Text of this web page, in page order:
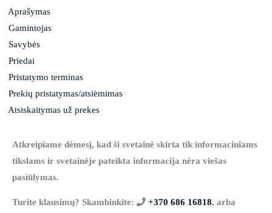
Aprašymas
Gamintojas
Savybės
Priedai
Pristatymo terminas
Prekių pristatymas/atsiėmimas
Atsiskaitymas už prekes
Atkreipiame dėmesį, kad ši svetainė skirta tik informaciniams
tikslams ir svetainėje pateikta informacija nėra viešas
pasiūlymas.
Turite klausimų? Skambinkite: +370 686 16818, arba